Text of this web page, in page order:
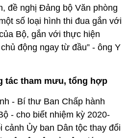
đề nghị Đảng bộ Văn phòng
số loại hình thi đua gắn với
Bộ, gắn với thực hiện
động ngay từ đầu” - ông Y
tác tham mưu, tổng hợp
- Bí thư Ban Chấp hành
- cho biết nhiệm kỳ 2020-
cảnh Ủy ban Dân tộc thay đổi